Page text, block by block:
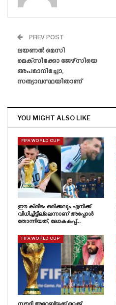
PREV POST
ലയണൽ മെസി
മെക്‌സിക്കോ ജേഴ്‌സിയെ
അപമാനിച്ചോ,
സത്യാവസ്ഥയിതാണ്
YOU MIGHT ALSO LIKE
FIFA WORLD CUP
ഈ കിരീടം ഒരിക്കലും എനിക്ക്
വിധിച്ചിട്ടില്ലെന്നാണ് അപ്പോൾ
തോന്നിയത്, ലോകകപ്പ്…
FIFA WORLD CUP
സൗദി അറേബ്യക്ക് ഒറ്റക്ക്